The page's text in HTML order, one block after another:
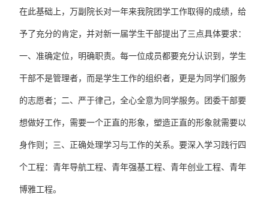
在此基础上，万副院长对一年来我院团学工作取得的成绩，给
予了充分的肯定，并对新一届学生干部提出了三点具体要求：
一、准确定位，明确职责。每一位成员都要充分认识到，学生
干部不是管理者，而是学生工作的组织者，更是为同学们服务
的志愿者；二、严于律己，全心全意为同学服务。 团委干部要
想做好工作，需要一个正直的形象，塑造正直的形象就需要以
身作则； 三、正确处理学习与工作的关系。要深入学习践行四
个工程：青年导航工程、青年强基工程、青年创业工程、青年
博雅工程。